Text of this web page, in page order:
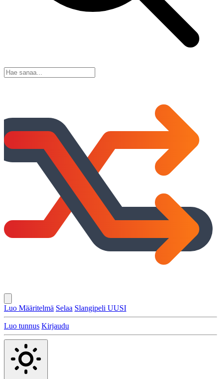
Luo Määritelmä Selaa Slangipeli UUSI
Luo tunnus Kirjaudu